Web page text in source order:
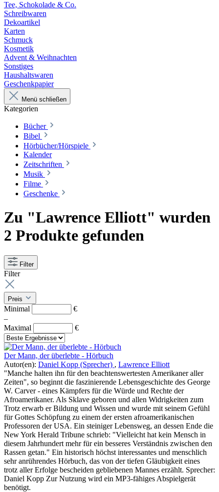
Tee, Schokolade & Co.
Schreibwaren
Dekoartikel
Karten
Schmuck
Kosmetik
Advent & Weihnachten
Sonstiges
Haushaltswaren
Geschenkpapier
Menü schließen
Kategorien
Bücher
Bibel
Hörbücher/Hörspiele
Kalender
Zeitschriften
Musik
Filme
Geschenke
Zu "Lawrence Elliott" wurden
2 Produkte gefunden
Filter
Filter
Preis
Minimal
€
–
Maximal
€
Der Mann, der überlebte - Hörbuch
Autor(en): Daniel Kopp (Sprecher) , Lawrence Elliott
"Manche halten ihn für den beachtenswertesten Amerikaner aller
Zeiten", so beginnt die faszinierende Lebensgeschichte des George
W. Carver - eines Kämpfers für die Würde und Rechte der
Afroamerikaner. Als Sklave geboren und allen Widrigkeiten zum
Trotz erwarb er Bildung und Wissen und wurde mit seinem Gefühl
für Gottes Schöpfung zu einem der ersten afroamerikanischen
Professoren der USA. Ein steiniger Lebensweg, an dessen Ende die
New York Herald Tribune schrieb: "Vielleicht hat kein Mensch in
diesem Jahrhundert mehr für ein besseres Verständnis zwischen den
Rassen getan." Ein historisch höchst interessantes und menschlich
sehr anrührendes Hörbuch, das von der tiefen Gläubigkeit eines
trotz aller Erfolge bescheiden gebliebenen Mannes erzählt. Sprecher:
Daniel Kopp Zur Nutzung wird ein MP3-fähiges Abspielgerät
benötigt.